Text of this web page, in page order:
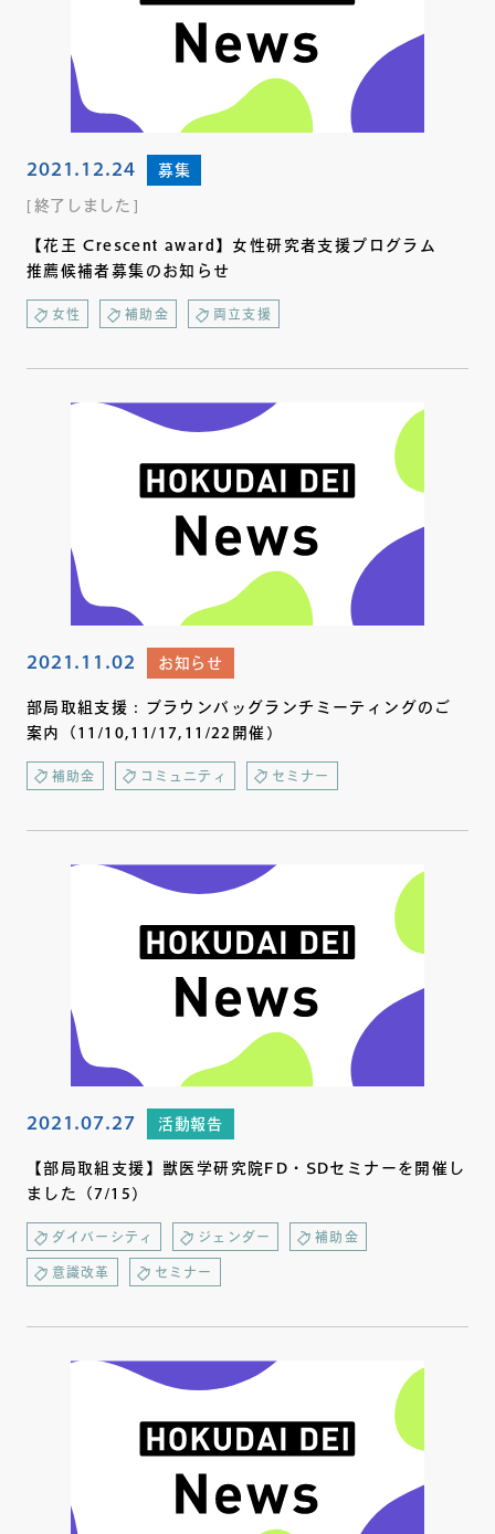
2021.12.24 募集
終了しました
【花王 Crescent award】女性研究者支援プログラム
推薦候補者募集のお知らせ
女性 補助金 両立支援
2021.11.02 お知らせ
部局取組支援：ブラウンバッグランチミーティングのご
案内（11/10,11/17,11/22開催）
補助金 コミュニティ セミナー
2021.07.27 活動報告
【部局取組支援】獣医学研究院FD・SDセミナーを開催し
ました（7/15）
ダイバーシティ ジェンダー 補助金
意識改革 セミナー